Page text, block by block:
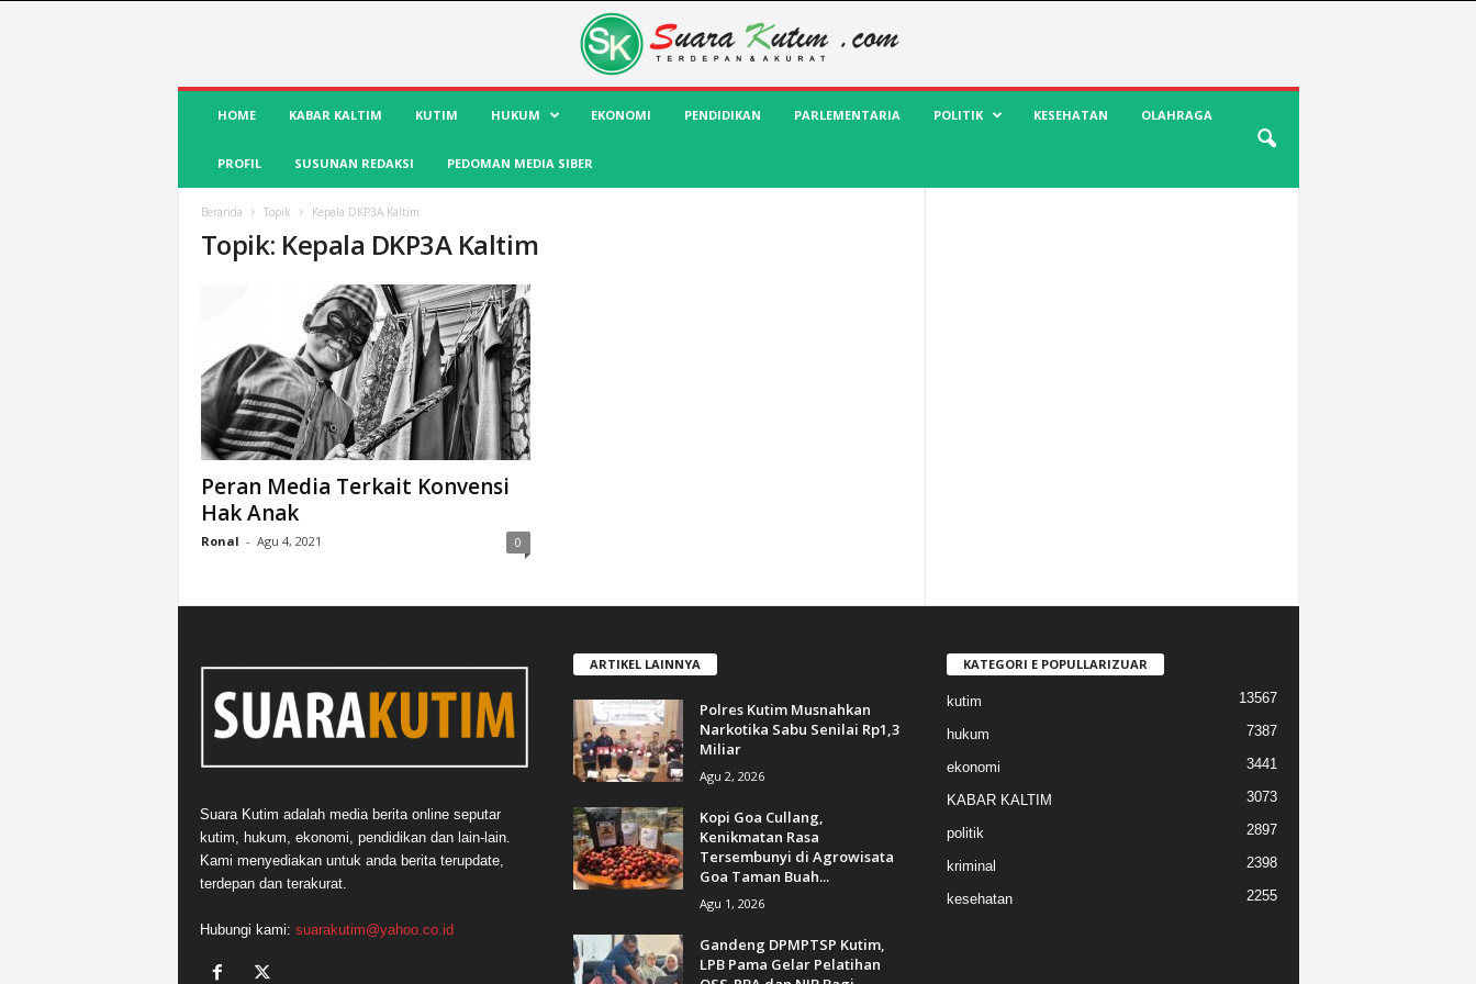
a
u
HOME KABAR KALTIM KUTIM HUKUM EKONOMI PENDIDIKAN PARLEMENTARIA POLITIK KESEHATAN OLAHRAGA
PROFIL SUSUNAN REDAKSI PEDOMAN MEDIA SIBER
Beranda Topik Kepala DKP3A Kaltim
Topik: Kepala DKP3A Kaltim
Peran Media Terkait Konvensi
Hak Anak
Ronal - Agu 4, 2021 0
Suara Kutim adalah media berita online seputar
kutim, hukum, ekonomi, pendidikan dan lain-lain.
Kami menyediakan untuk anda berita terupdate,
terdepan dan terakurat.
Hubungi kami: suarakutim@yahoo.co.id
ARTIKEL LAINNYA
Polres Kutim Musnahkan
Narkotika Sabu Senilai Rp1,3
Miliar
Agu 2, 2026
Kopi Goa Cullang,
Kenikmatan Rasa
Tersembunyi di Agrowisata
Goa Taman Buah...
Agu 1, 2026
Gandeng DPMPTSP Kutim,
LPB Pama Gelar Pelatihan
KATEGORI E POPULLARIZUAR
kutim 13567
hukum 7387
ekonomi 3441
KABAR KALTIM 3073
politik 2897
kriminal 2398
kesehatan 2255